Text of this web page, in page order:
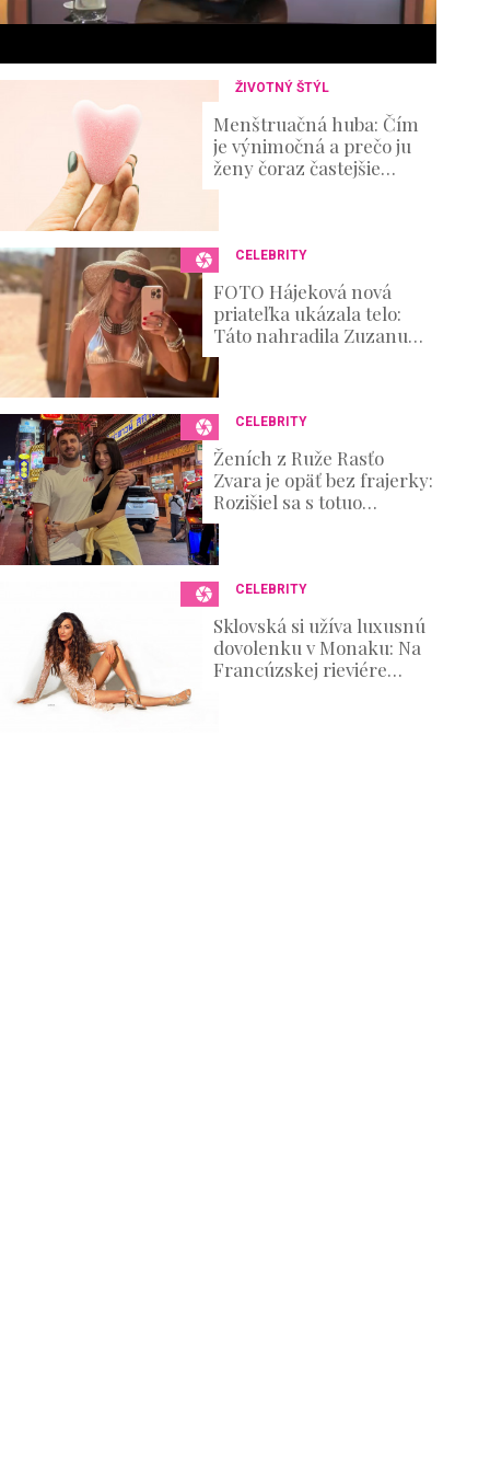
ŽIVOTNÝ ŠTÝL
Menštruačná huba: Čím
je výnimočná a prečo ju
ženy čoraz častejšie
skúšajú?
CELEBRITY
FOTO Hájeková nová
priateľka ukázala telo:
Táto nahradila Zuzanu
Belohorcovú
CELEBRITY
Ženích z Ruže Rasťo
Zvara je opäť bez frajerky:
Rozišiel sa s totuo
známou kráskou
CELEBRITY
Sklovská si užíva luxusnú
dovolenku v Monaku: Na
Francúzskej rieviére